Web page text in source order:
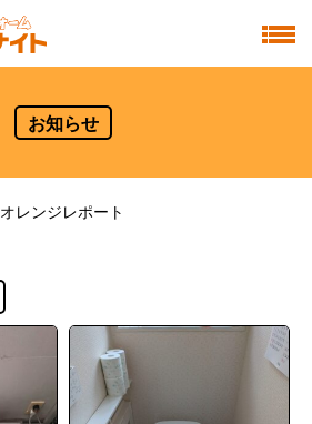
お知らせ
オレンジレポート